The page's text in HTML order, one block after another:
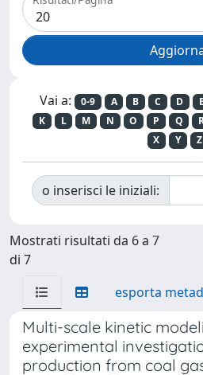
Vai a: 0-9 A B C D E
K
L M N O P Q
X
Y Z
o inserisci le iniziali:
Mostrati risultati da 6 a 7
di 7
esporta
Multi-scale kinetic
experimental
production from coal